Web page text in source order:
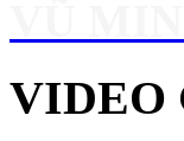
VIDEO